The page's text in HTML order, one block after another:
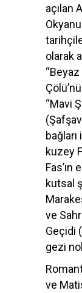
açılan
olarak
“Beyaz
“Mavi
kuzey
kutsal
ve
Geçidi
gezi
ve